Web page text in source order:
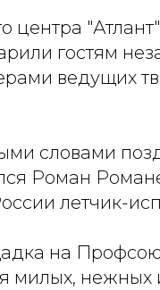
центра
гостям
ведущих
словами
Роман
летчик-
на
милых, нежных